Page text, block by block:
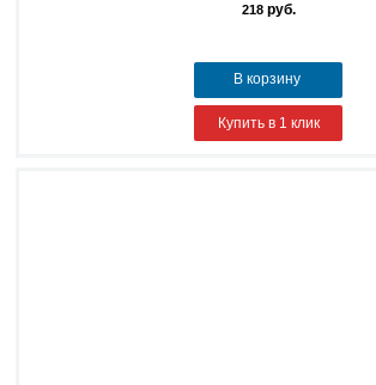
218руб.
В корзину
Купить в 1 клик